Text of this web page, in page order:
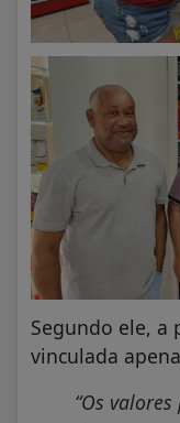
Segundo ele, a
vinculada
“Os